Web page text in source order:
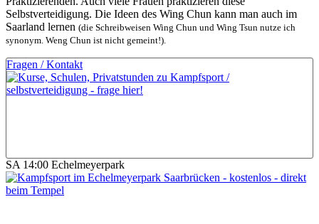
Selbstverteidigung. Die Ideen des Wing Chun kann man auch im
Saarland lernen (die Schreibweisen Wing Chun und Wing Tsun nutze ich
synonym. Weng Chun ist nicht gemeint!).
Fragen / Kontakt
SA 14:00 Echelmeyerpark